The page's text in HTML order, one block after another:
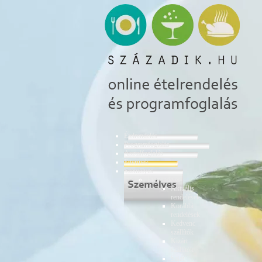
Ételrendelés
Programfoglalás
Asztalfoglalás
Éttermek
Személyes
Ételrendelés
Aktuális
rendelések
Korábbi